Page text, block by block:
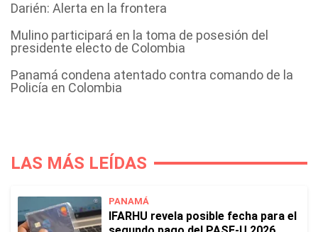
Darién: Alerta en la frontera
Mulino participará en la toma de posesión del
presidente electo de Colombia
Panamá condena atentado contra comando de la
Policía en Colombia
LAS MÁS LEÍDAS
PANAMÁ
IFARHU revela posible fecha para el